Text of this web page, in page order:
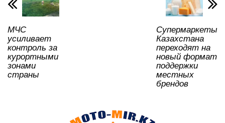
p
o
k
ть
МЧС
усиливает
контроль за
курортными
зонами
страны
Супермаркеты
Казахстана
переходят на
новый формат
поддержки
местных
брендов